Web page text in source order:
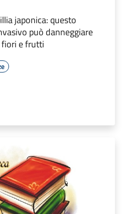
japonica: questo
può danneggiare
fiori e frutti